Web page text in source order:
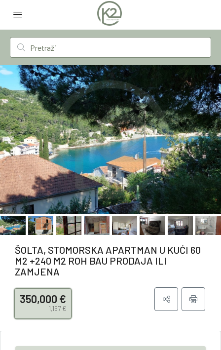
ŠOLTA, STOMORSKA APARTMAN U KUĆI 60
M2 +240 M2 ROH BAU PRODAJA ILI
ZAMJENA
350,000 €
1,167 €